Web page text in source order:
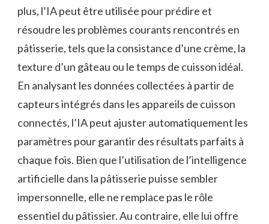
plus, l’IA peut être utilisée pour prédire et
résoudre les problèmes courants rencontrés en
pâtisserie, tels que la consistance d’une crème, la
texture d’un gâteau ou le temps de cuisson idéal.
En analysant les données collectées à partir de
capteurs intégrés dans les appareils de cuisson
connectés, l’IA peut ajuster automatiquement les
paramètres pour garantir des résultats parfaits à
chaque fois. Bien que l’utilisation de l’intelligence
artificielle dans la pâtisserie puisse sembler
impersonnelle, elle ne remplace pas le rôle
essentiel du pâtissier. Au contraire, elle lui offre